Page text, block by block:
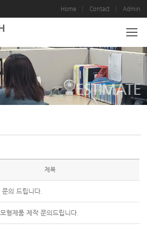
Home Contact Admin
ESTIMATE
제목
의 드립니다.
형제품 제작 문의드립니다.